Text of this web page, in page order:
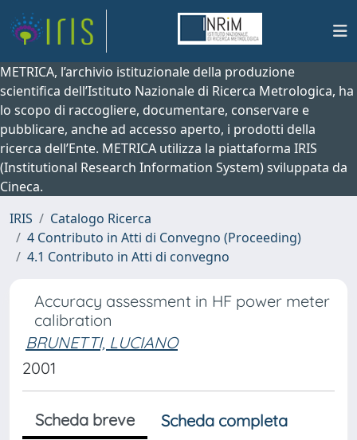
METRICA, l’archivio istituzionale della produzione
scientifica dell’Istituto Nazionale di Ricerca Metrologica, ha
lo scopo di raccogliere, documentare, conservare e
pubblicare, anche ad accesso aperto, i prodotti della
ricerca dell’Ente. METRICA utilizza la piattaforma IRIS
(Institutional Research Information System) sviluppata da
Cineca.
IRIS
Catalogo Ricerca
4 Contributo in Atti di Convegno (Proceeding)
4.1 Contributo in Atti di convegno
Accuracy assessment in HF power meter
calibration
BRUNETTI, LUCIANO
2001
Scheda breve
Scheda completa